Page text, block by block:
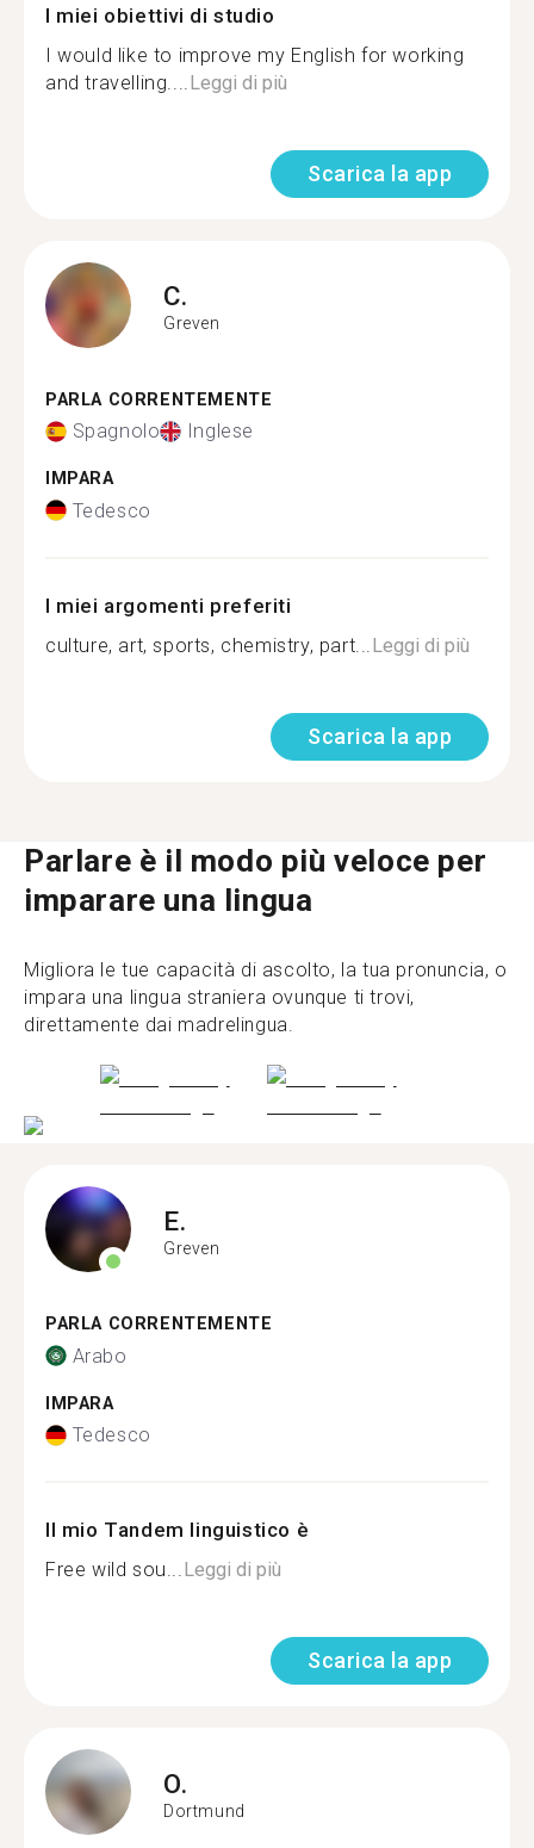
I miei obiettivi di studio
I would like to improve my English for working
and travelling.... Leggi di più
Scarica la app
C.
Greven
PARLA CORRENTEMENTE
Spagnolo Inglese
IMPARA
Tedesco
I miei argomenti preferiti
culture, art, sports, chemistry, part... Leggi di più
Scarica la app
Parlare è il modo più veloce per
imparare una lingua
Migliora le tue capacità di ascolto, la tua pronuncia, o
impara una lingua straniera ovunque ti trovi,
direttamente dai madrelingua.
E.
Greven
PARLA CORRENTEMENTE
Arabo
IMPARA
Tedesco
Il mio Tandem linguistico è
Free wild sou...Leggi di più
Scarica la app
O.
Dortmund